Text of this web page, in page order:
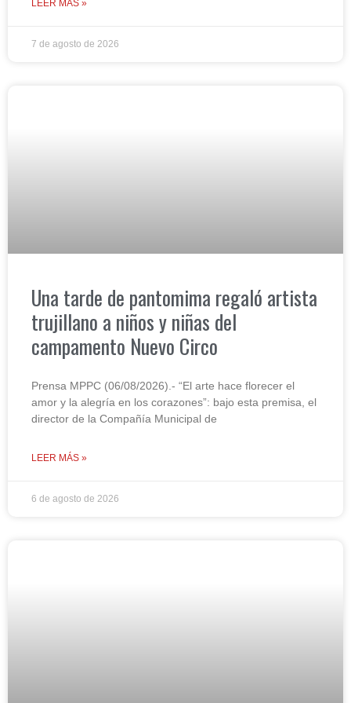
LEER MÁS »
7 de agosto de 2026
Una tarde de pantomima regaló artista
trujillano a niños y niñas del
campamento Nuevo Circo
Prensa MPPC (06/08/2026).- “El arte hace florecer el
amor y la alegría en los corazones”: bajo esta premisa, el
director de la Compañía Municipal de
LEER MÁS »
6 de agosto de 2026